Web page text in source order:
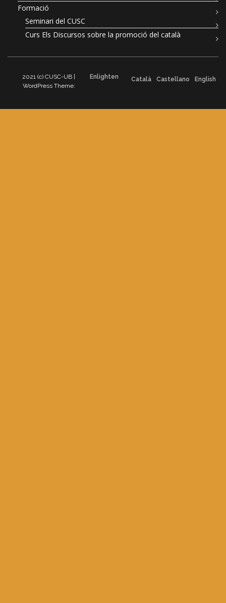
Formació
Seminari del CUSC
Curs Els Discursos sobre la promoció del català
2021 (c) CUSC-UB |
WordPress Theme:
Enlighten Català Castellano English